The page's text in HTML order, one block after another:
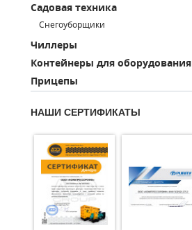
Садовая техника
Снегоуборщики
Чиллеры
Контейнеры для оборудования
Прицепы
НАШИ СЕРТИФИКАТЫ
ДЕТАЛИ ПОГРУЖНЫХ НАСОСОВ
ШЛАНГИ ДЛЯ МОТОПОМП
ДЛЯ ВАКУУМНЫХ НАСОСОВ